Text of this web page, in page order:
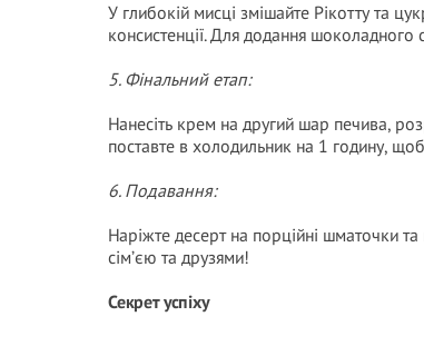
У глибокій мисці змішайте Рікотту та
консистенції. Для додання
5. Фінальний етап:
Нанесіть крем на другий шар печива,
поставте в холодильник на 1 годину,
6. Подавання:
Наріжте десерт на порційні шматочки
сім’єю та друзями!
Секрет успіху